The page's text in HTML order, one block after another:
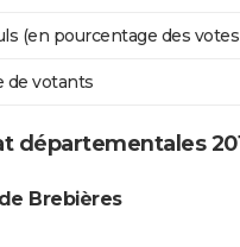
(en pourcentage des
de votants
départementales
Brebières